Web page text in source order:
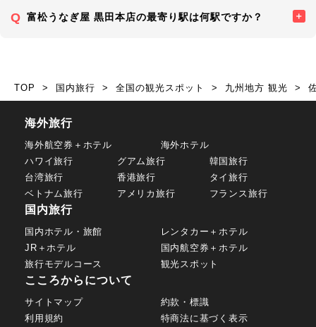
富松うなぎ屋 黒田本店の最寄り駅は何駅ですか？
TOP 国内旅行 全国の観光スポット 九州地方 観光
海外旅行
海外航空券＋ホテル
海外ホテル
ハワイ旅行
グアム旅行
韓国旅行
台湾旅行
香港旅行
タイ旅行
ベトナム旅行
アメリカ旅行 フランス旅行
国内旅行
国内ホテル・旅館
レンタカー＋ホテル
JR＋ホテル
国内航空券＋ホテル
旅行モデルコース
観光スポット
こころからについて
サイトマップ
約款・標識
利用規約
特商法に基づく表示